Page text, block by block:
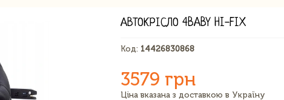
АВТОКРІСЛО 4BABY HI-FIX
Код: 14426830868
3579 грн
Ціна вказана з доставкою в Україну